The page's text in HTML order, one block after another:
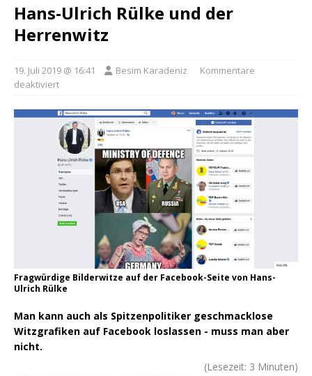
Hans-Ulrich Rülke und der
Herrenwitz
19. Juli 2019 @ 16:41 Besim Karadeniz
Kommentare
deaktiviert
Fragwürdige Bilderwitze auf der Facebook-Seite von Hans-
Ulrich Rülke
Man kann auch als Spitzenpolitiker geschmacklose
Witzgrafiken auf Facebook loslassen - muss man aber
nicht.
(Lesezeit: 3 Minuten)